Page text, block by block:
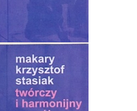
rozwój człowieka
zł